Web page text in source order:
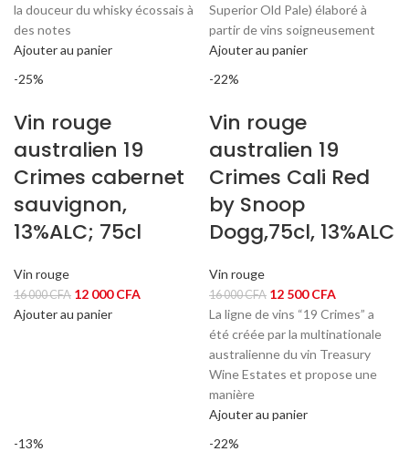
était :
500 CFA.
est :
la douceur du whisky écossais à
des notes
Ajouter au panier
était :
10
000 CFA.
est :
8
Superior Old Pale) élaboré à
partir de vins soigneusement
Ajouter au panier
-25%
Vin rouge
australien 19
Crimes cabernet
sauvignon,
13%ALC; 75cl
Vin rouge
16 000CFA Le
prix
12 000CFA
Ajouter au panier
-22%
Vin rouge
australien 19
Crimes Cali Red
by Snoop
Dogg,75cl, 13%ALC
Vin rouge
16 000CFA Le
prix
initial
était :
16
12 500CFA
prix
actuel
est :
12
La ligne de vins “19 Crimes” a
été créée par la multinationale
australienne du vin Treasury
Wine Estates et propose une
manière
Ajouter au panier
-13%
-22%